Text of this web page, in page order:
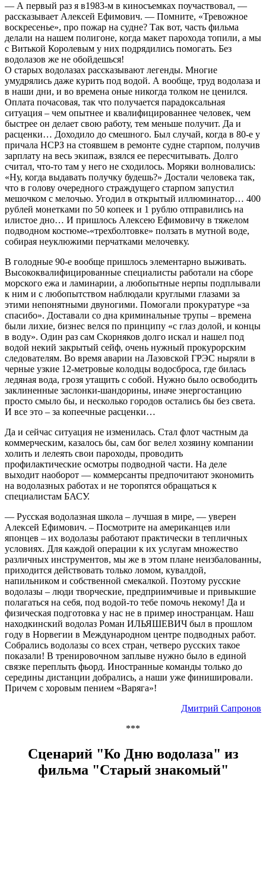
— А первый раз я в1983-м в киносъемках поучаствовал, —
рассказывает Алексей Ефимович. — Помните, «Тревожное
воскресенье», про пожар на судне? Так вот, часть фильма
делали на нашем полигоне, когда макет парохода топили, а мы
с Витькой Королевым у них подрядились помогать. Без
водолазов же не обойдешься!
О старых водолазах рассказывают легенды. Многие
умудрялись даже курить под водой. А вообще, труд водолаза и
в наши дни, и во времена оные никогда толком не ценился.
Оплата почасовая, так что получается парадоксальная
ситуация – чем опытнее и квалифицированнее человек, чем
быстрее он делает свою работу, тем меньше получит. Да и
расценки… Доходило до смешного. Был случай, когда в 80-е у
причала НСРЗ на стоявшем в ремонте судне старпом, получив
зарплату на весь экипаж, взялся ее пересчитывать. Долго
считал, что-то там у него не сходилось. Моряки волновались:
«Ну, когда выдавать получку будешь?» Достали человека так,
что в голову очередного страждущего старпом запустил
мешочком с мелочью. Угодил в открытый иллюминатор… 400
рублей монетками по 50 копеек и 1 рублю отправились на
илистое дно… И пришлось Алексею Ефимовичу в тяжелом
подводном костюме-«трехболтовке» ползать в мутной воде,
собирая неуклюжими перчатками мелочевку.
В голодные 90-е вообще пришлось элементарно выживать.
Высококвалифицированные специалисты работали на сборе
морского ежа и ламинарии, а любопытные нерпы подплывали
к ним и с любопытством наблюдали круглыми глазами за
этими непонятными двуногими. Помогали прокуратуре «за
спасибо». Доставали со дна криминальные трупы – времена
были лихие, бизнес велся по принципу «с глаз долой, и концы
в воду». Один раз сам Скорняков долго искал и нашел под
водой некий закрытый сейф, очень нужный прокурорским
следователям. Во время аварии на Лазовской ГРЭС ныряли в
черные узкие 12-метровые колодцы водосброса, где билась
ледяная вода, грозя утащить с собой. Нужно было освободить
заклиненные заслонки-шандорины, иначе энергостанцию
просто смыло бы, и несколько городов остались бы без света.
И все это – за копеечные расценки…
Да и сейчас ситуация не изменилась. Стал флот частным да
коммерческим, казалось бы, сам бог велел хозяину компании
холить и лелеять свои пароходы, проводить
профилактические осмотры подводной части. На деле
выходит наоборот — коммерсанты предпочитают экономить
на водолазных работах и не торопятся обращаться к
специалистам БАСУ.
— Русская водолазная школа – лучшая в мире, — уверен
Алексей Ефимович. – Посмотрите на американцев или
японцев – их водолазы работают практически в тепличных
условиях. Для каждой операции к их услугам множество
различных инструментов, мы же в этом плане неизбалованны,
приходится действовать только ломом, кувалдой,
напильником и собственной смекалкой. Поэтому русские
водолазы – люди творческие, предприимчивые и привыкшие
полагаться на себя, под водой-то тебе помочь некому! Да и
физическая подготовка у нас не в пример иностранцам. Наш
находкинский водолаз Роман ИЛЬЯШЕВИЧ был в прошлом
году в Норвегии в Международном центре подводных работ.
Собрались водолазы со всех стран, четверо русских такое
показали! В тренировочном заплыве нужно было в единой
связке переплыть фьорд. Иностранные команды только до
середины дистанции добрались, а наши уже финишировали.
Причем с хоровым пением «Варяга»!
Дмитрий Сапронов
***
Cценарий "Ко Дню водолаза" из
фильма "Старый знакомый"